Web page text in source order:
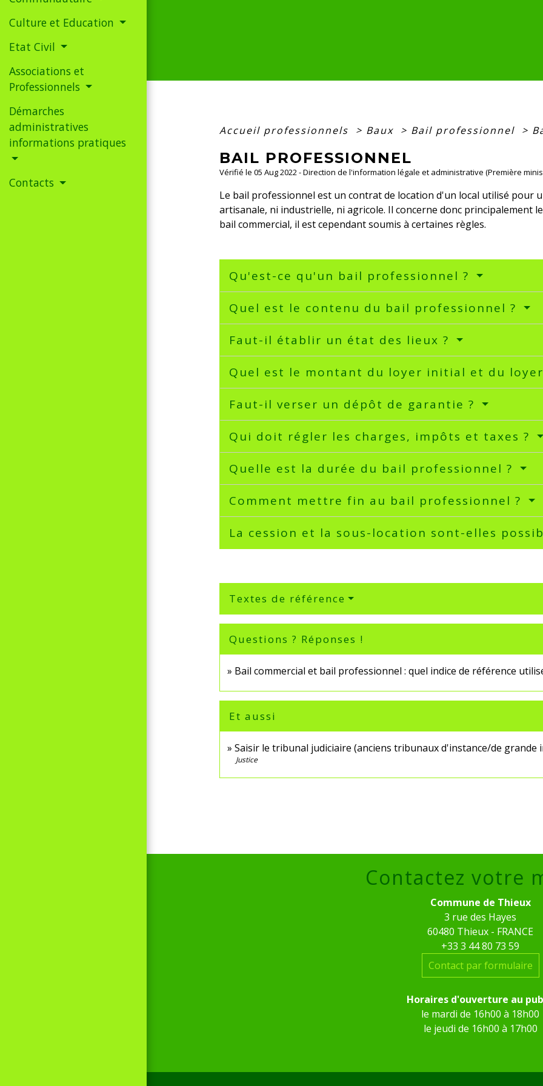
Culture et Education
Etat Civil
Associations et
Professionnels
Démarches
administratives
informations pratiques
Contacts
Accueil professionnels > Baux > Bail professionnel >
BAIL PROFESSIONNEL
Vérifié le 05 Aug 2022 - Direction de l'information légale et administrative (Première
Le bail professionnel est un contrat de location d'un local utilisé pour
artisanale, ni industrielle, ni agricole. Il concerne donc principalement
bail commercial, il est cependant soumis à certaines règles.
Qu'est-ce qu'un bail professionnel ?
Quel est le contenu du bail professionnel ?
Faut-il établir un état des lieux ?
Quel est le montant du loyer initial et du loyer
Faut-il verser un dépôt de garantie ?
Qui doit régler les charges, impôts et taxes ?
Quelle est la durée du bail professionnel ?
Comment mettre fin au bail professionnel ?
La cession et la sous-location sont-elles
Textes de référence
Questions ? Réponses !
Bail commercial et bail professionnel : quel indice de référence
Et aussi
Saisir le tribunal judiciaire (anciens tribunaux d'instance/de grande
Justice
Contactez votre
Commune de Thieux
3 rue des Hayes
60480 Thieux - FRANCE
+33 3 44 80 73 59
Contact par formulaire
Horaires d'ouverture au
le mardi de 16h00 à 18h00
le jeudi de 16h00 à 17h00